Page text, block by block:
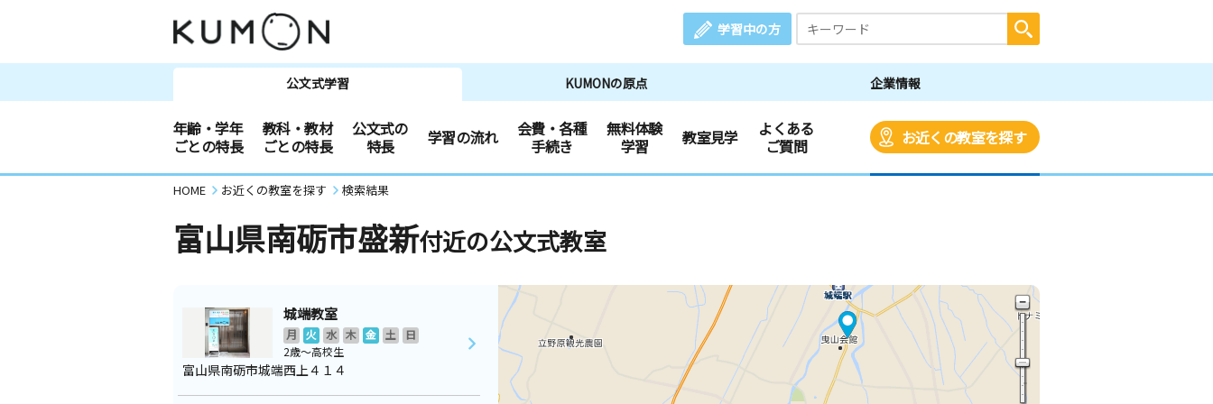
学習中の方
公文式学習 KUMONの原点 企業情報
年齢・学年
ごとの特長
教科・教材
ごとの特長
公文式の
特長
学習の流れ
会費・各種
手続き
無料体験
学習
教室見学
よくある
ご質問
お近くの教室を探す
HOME お近くの教室を探す 検索結果
富山県南砺市盛新付近の公文式教室
城端教室
月 火 水 木 金 土
日
2歳～高校生
富山県南砺市城端西上４１４